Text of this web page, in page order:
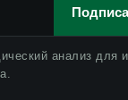
ирландскойанализ для